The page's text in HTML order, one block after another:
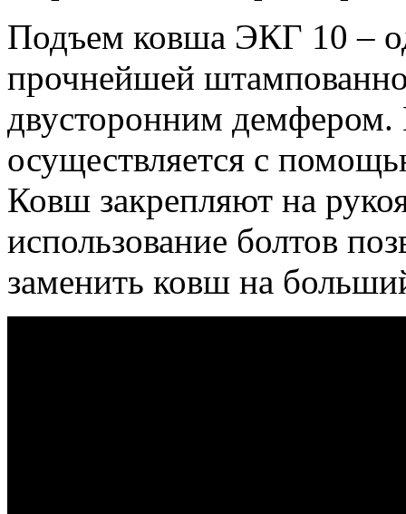
Подъем ковша ЭКГ 10 –
прочнейшей
двусторонним демфером.
осуществляется с
Ковш закрепляют на
использование болтов
заменить ковш на